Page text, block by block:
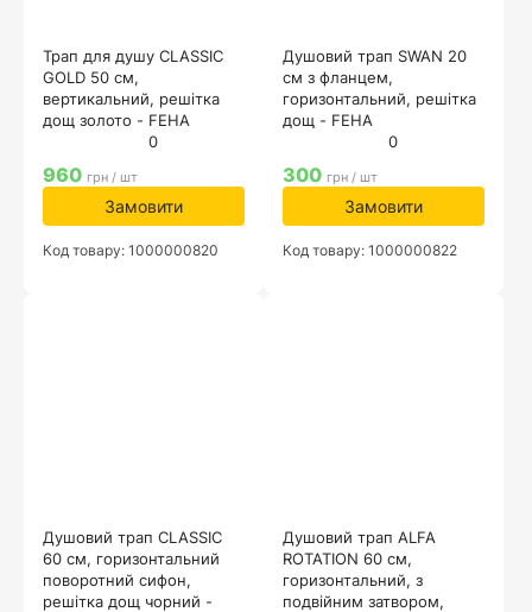
Трап для душу CLASSIC
GOLD 50 см,
вертикальний, решітка
дощ золото - FEHA
0
960 грн / шт
Замовити
Код товару: 1000000820
Душовий трап SWAN 20
см з фланцем,
горизонтальний, решітка
дощ - FEHA
0
300 грн / шт
Замовити
Код товару: 1000000822
Душовий трап CLASSIC
60 см, горизонтальний
поворотний сифон,
решітка дощ чорний -
Душовий трап ALFA
ROTATION 60 см,
горизонтальний, з
подвійним затвором,